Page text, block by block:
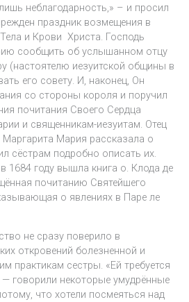
неблагодарность,» – и просил
праздник возмещения в
и Крови Христа. Господь
сообщить об услышанном отцу
(настоятелю иезуитской общины в
его совету. И, наконец, Он
со стороны короля и поручил
почитания Своего Сердца
и священникам-иезуитам. Отец
Мария рассказала о
сёстрам подробно описать их.
1684 году вышла книга о. Клода де
почитанию Святейшего
о явлениях в Паре ле
не сразу поверило в
откровений болезненной и
практикам сестры. «Ей требуется
говорили некоторые умудрённые
что хотели посмеяться над